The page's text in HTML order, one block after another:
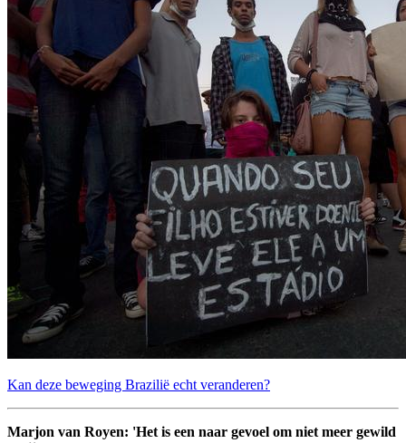
Kan deze beweging Brazilië echt veranderen?
Marjon van Royen: 'Het is een naar gevoel om niet meer gewild